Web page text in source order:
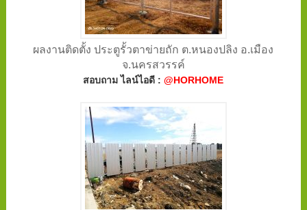
ผลงานติดตั้ง ประตูรั้วตาข่ายถัก ต.หนองปลิง อ.เมือง
จ.นครสวรรค์
สอบถาม ไลน์ไอดี :@HORHOME